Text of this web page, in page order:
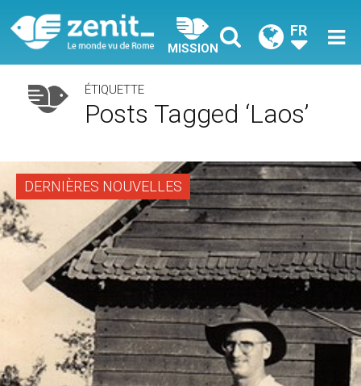
MISSION
FR
ÉTIQUETTE
Posts Tagged ‘Laos’
DERNIÈRES NOUVELLES